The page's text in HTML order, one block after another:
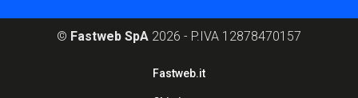
© Fastweb SpA 2026 - P.IVA 12878470157
Fastweb.it